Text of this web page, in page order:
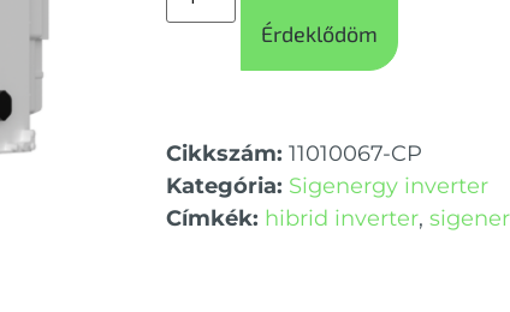
Érdeklődöm
Cikkszám: 11010067-CP
Kategória: Sigenergy inverter
Címkék: hibrid inverter,